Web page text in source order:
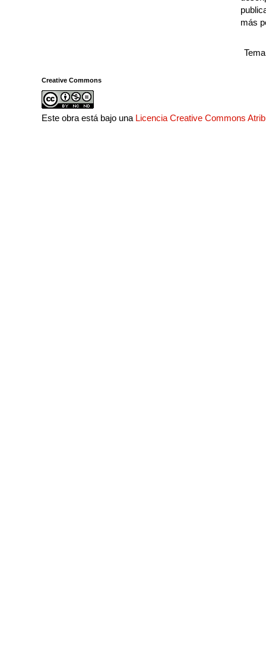
más
Creative Commons
Este obra está bajo una Licencia Creative Commons